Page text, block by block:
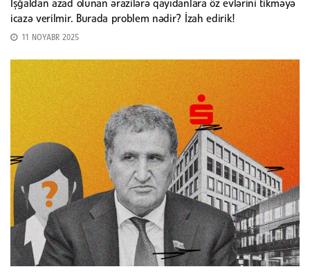
İşğaldan azad olunan ərazilərə qayıdanlara öz evlərini tikməyə
icazə verilmir. Burada problem nədir? İzah edirik!
11 NOYABR 2025